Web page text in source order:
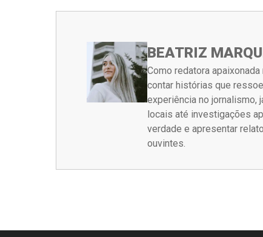
BEATRIZ
Como redatora
contar histórias que
experiência no jornalismo,
locais até investigações
verdade e apresentar
ouvintes.